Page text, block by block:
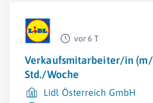
vor 6 T
Verkaufsmitarbeiter/in
Std./Woche
Lidl Österreich GmbH